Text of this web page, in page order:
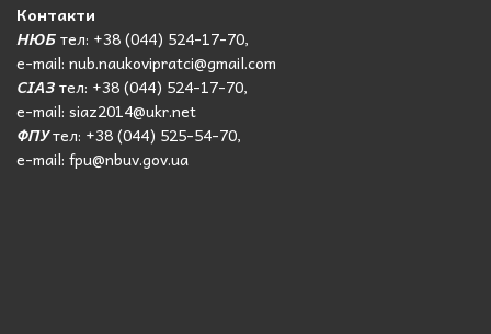
Контакти
НЮБтел: +38 (044) 524-17-70,
e-mail: nub.naukovipratci@gmail.com
СІАЗтел: +38 (044) 524-17-70,
e-mail: siaz2014@ukr.net
ФПУтел: +38 (044) 525-54-70,
e-mail: fpu@nbuv.gov.ua